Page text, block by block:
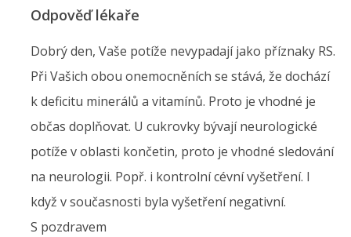
Odpověď lékaře
Dobrý den, Vaše potíže nevypadají jako příznaky RS.
Při Vašich obou onemocněních se stává, že dochází
k deficitu minerálů a vitamínů. Proto je vhodné je
občas doplňovat. U cukrovky bývají neurologické
potíže v oblasti končetin, proto je vhodné sledování
na neurologii. Popř. i kontrolní cévní vyšetření. I
když v současnosti byla vyšetření negativní.
S pozdravem